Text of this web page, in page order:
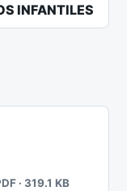
INFANTILES
· 319.1 KB